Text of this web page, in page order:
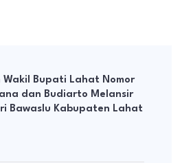
Bupati Lahat Nomor
dan Budiarto Melansir
Bawaslu Kabupaten Lahat